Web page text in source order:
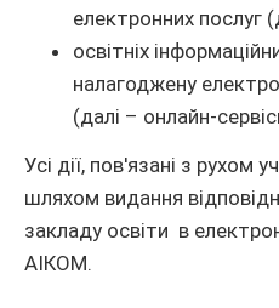
електронних послуг
освітніх
налагоджену
(далі – онлайн-
Усі дії, пов'язані з рухом
шляхом видання
закладу освіти в
АІКОМ.